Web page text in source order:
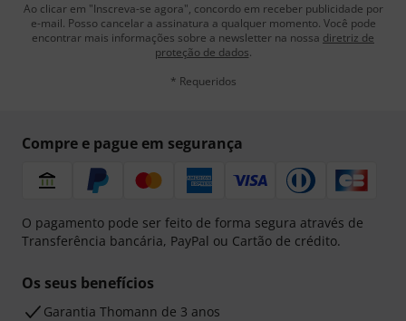
Ao clicar em "Inscreva-se agora", concordo em receber publicidade por
e-mail. Posso cancelar a assinatura a qualquer momento. Você pode
encontrar mais informações sobre a newsletter na nossa diretriz de
proteção de dados.
* Requeridos
Compre e pague em segurança
O pagamento pode ser feito de forma segura através de
Transferência bancária, PayPal ou Cartão de crédito.
Os seus benefícios
Garantia Thomann de 3 anos